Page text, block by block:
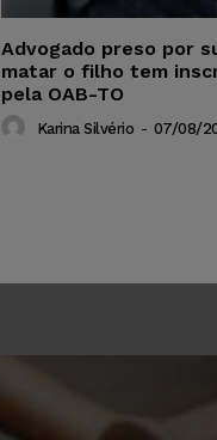
Advogado preso por
matar o filho tem
pela OAB-TO
Karina Silvério - 07/08/